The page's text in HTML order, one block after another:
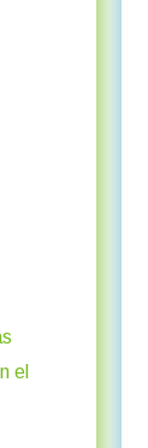
el